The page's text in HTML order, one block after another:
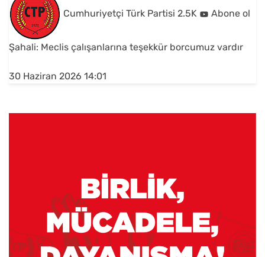
Cumhuriyetçi Türk Partisi 2.5K Abone ol
Şahali: Meclis çalışanlarına teşekkür borcumuz vardır
30 Haziran 2026 14:01